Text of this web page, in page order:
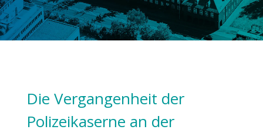
Die Vergangenheit der
Polizeikaserne an der